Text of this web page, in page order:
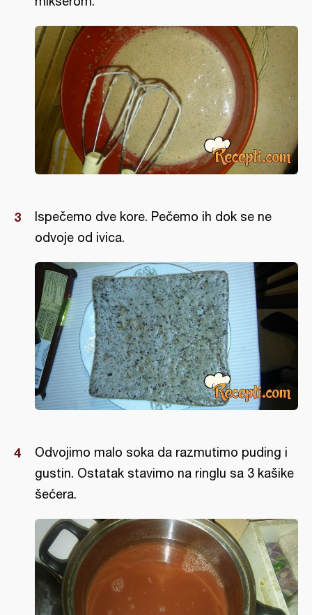
Ispečemo dve kore. Pečemo ih dok se ne
odvoje od ivica.
Odvojimo malo soka da razmutimo puding i
gustin. Ostatak stavimo na ringlu sa 3 kašike
šećera.